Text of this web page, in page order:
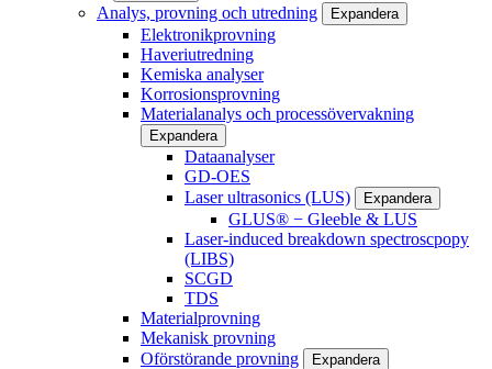
Analys, provning och utredning Expandera
Elektronikprovning
Haveriutredning
Kemiska analyser
Korrosionsprovning
Materialanalys och processövervakning
Expandera
Dataanalyser
GD-OES
Laser ultrasonics (LUS)
Expandera
GLUS® − Gleeble & LUS
Laser-induced breakdown spectroscpopy
(LIBS)
SCGD
TDS
Materialprovning
Mekanisk provning
Oförstörande provning
Expandera